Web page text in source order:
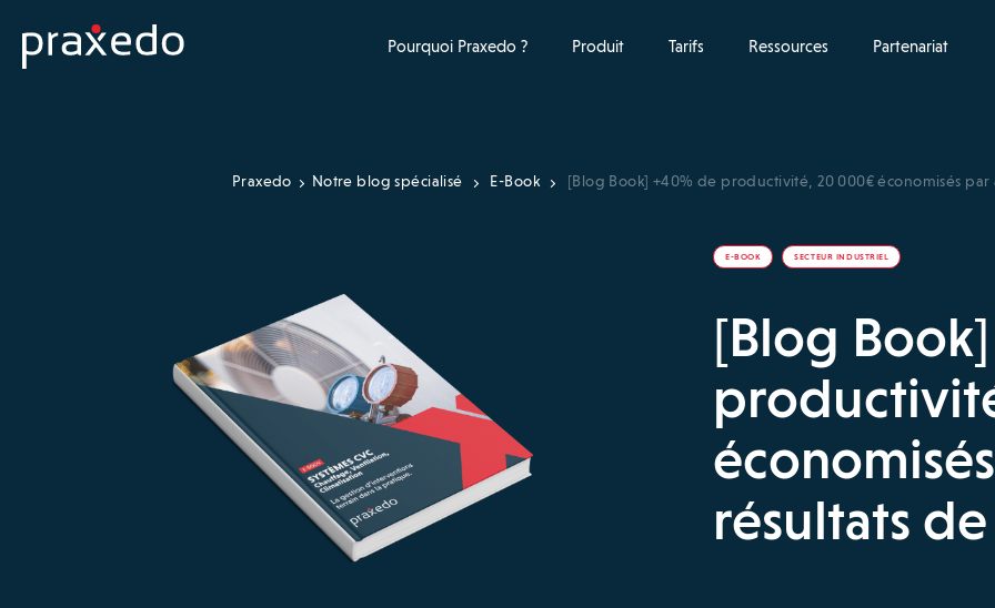
Pourquoi Praxedo ? Produit Tarifs Ressources Partenariat
Praxedo Notre blog spécialisé E-Book [Blog Book] +40% de productivité, 20 000€ économisés par
E-BOOK SECTEUR INDUSTRIEL
[Blog
résultats